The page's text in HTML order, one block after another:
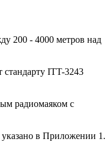
200 - 4000 метров над
стандарту ITT-3243
радиомаяком с
указано в Приложении 1.